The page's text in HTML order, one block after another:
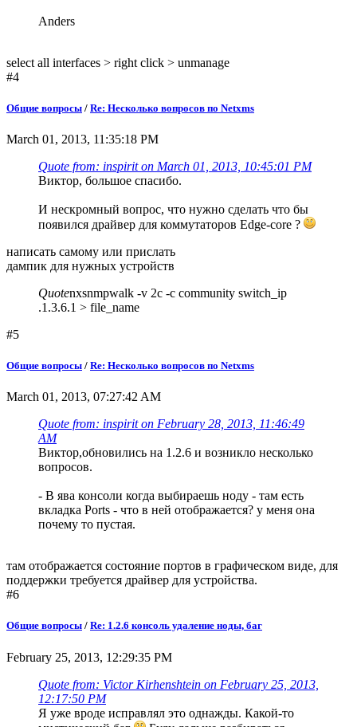
Anders
select all interfaces > right click > unmanage
#4
Общие вопросы / Re: Несколько вопросов по Netxms
March 01, 2013, 11:35:18 PM
Quote from: inspirit on March 01, 2013, 10:45:01 PM
Виктор, большое спасибо.
И нескромный вопрос, что нужно сделать что бы
появился драйвер для коммутаторов Edge-core ?
написать самому или прислать
дампик для нужных устройств
Quotenxsnmpwalk -v 2c -c community switch_ip
.1.3.6.1 > file_name
#5
Общие вопросы / Re: Несколько вопросов по Netxms
March 01, 2013, 07:27:42 AM
Quote from: inspirit on February 28, 2013, 11:46:49
AM
Виктор,обновились на 1.2.6 и возникло несколько
вопросов.
- В ява консоли когда выбираешь ноду - там есть
вкладка Ports - что в ней отображается? у меня она
почему то пустая.
там отображается состояние портов в графическом виде, для
поддержки требуется драйвер для устройства.
#6
Общие вопросы / Re: 1.2.6 консоль удаление ноды, баг
February 25, 2013, 12:29:35 PM
Quote from: Victor Kirhenshtein on February 25, 2013,
12:17:50 PM
Я уже вроде исправлял это однажды. Какой-то